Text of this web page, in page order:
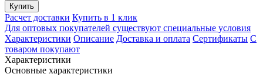
Купить
Расчет доставки Купить в 1 клик
Для оптовых покупателей существуют специальные условия
Характеристики Описание Доставка и оплата Сертификаты С
товаром покупают
Характеристики
Основные характеристики